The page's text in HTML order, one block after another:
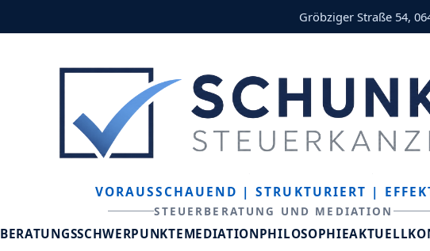
Gröbziger Straße 54,
VORAUSSCHAUEND | STRUKTURIERT |
STEUERBERATUNG UND MEDIATION
BERATUNGSSCHWERPUNKTEMEDIATIONPHILOSOPHIEAKTUELL